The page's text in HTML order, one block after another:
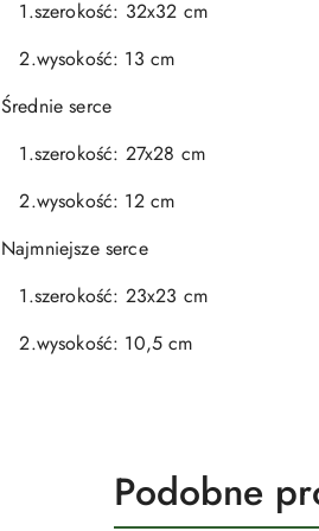
1.szerokość: 32x32 cm
2.wysokość: 13 cm
Średnie serce
1.szerokość: 27x28 cm
2.wysokość: 12 cm
Najmniejsze serce
1.szerokość: 23x23 cm
2.wysokość: 10,5 cm
Produkty
Podobne